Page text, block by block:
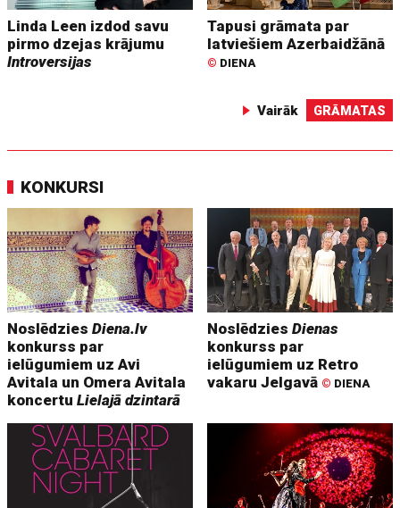
Linda Leen izdod savu
pirmo dzejas krājumu
Introversijas
Tapusi grāmata par
latviešiem Azerbaidžānā
© DIENA
Vairāk GRĀMATAS
KONKURSI
NoslēdziesDiena.lv
konkurss par
ielūgumiem uz Avi
Avitala un Omera Avitala
koncertuLielajā dzintarā
NoslēdziesDienas
konkurss par
ielūgumiem uz Retro
vakaru Jelgavā © DIENA